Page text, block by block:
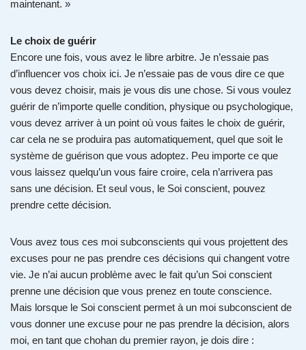
maintenant. »
Le choix de guérir
Encore une fois, vous avez le libre arbitre. Je n’essaie pas
d’influencer vos choix ici. Je n’essaie pas de vous dire ce que
vous devez choisir, mais je vous dis une chose. Si vous voulez
guérir de n’importe quelle condition, physique ou psychologique,
vous devez arriver à un point où vous faites le choix de guérir,
car cela ne se produira pas automatiquement, quel que soit le
système de guérison que vous adoptez. Peu importe ce que
vous laissez quelqu’un vous faire croire, cela n’arrivera pas
sans une décision. Et seul vous, le Soi conscient, pouvez
prendre cette décision.
Vous avez tous ces moi subconscients qui vous projettent des
excuses pour ne pas prendre ces décisions qui changent votre
vie. Je n’ai aucun problème avec le fait qu’un Soi conscient
prenne une décision que vous prenez en toute conscience.
Mais lorsque le Soi conscient permet à un moi subconscient de
vous donner une excuse pour ne pas prendre la décision, alors
moi, en tant que chohan du premier rayon, je dois dire :